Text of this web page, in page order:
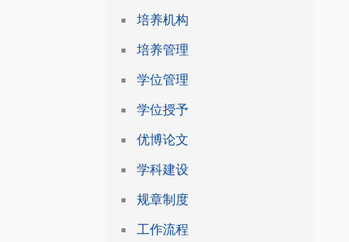
培养机构
培养管理
学位管理
学位授予
优博论文
学科建设
规章制度
工作流程